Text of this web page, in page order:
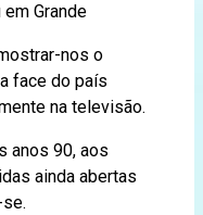
em Grande
nos o
face do país
na televisão.
anos 90, aos
ainda abertas